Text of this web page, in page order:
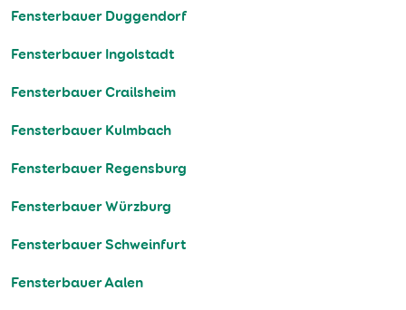
Fensterbauer Duggendorf
Fensterbauer Ingolstadt
Fensterbauer Crailsheim
Fensterbauer Kulmbach
Fensterbauer Regensburg
Fensterbauer Würzburg
Fensterbauer Schweinfurt
Fensterbauer Aalen